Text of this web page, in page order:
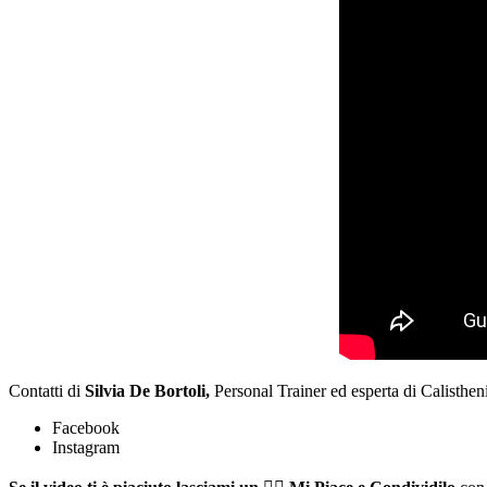
Contatti di Silvia De Bortoli, Personal Trainer ed esperta di
Facebook
Instagram